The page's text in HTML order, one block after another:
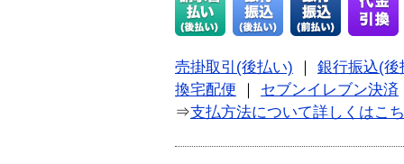
売掛取引(後払い)
銀行振込(後
換宅配便
セブンイレブン決済
⇒支払方法について詳しくはこ